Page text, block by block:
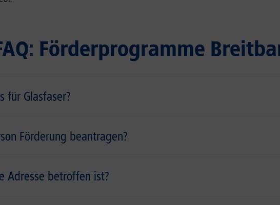
Förderprogramme
für Glasfaser?
Förderung beantragen?
Adresse betroffen ist?